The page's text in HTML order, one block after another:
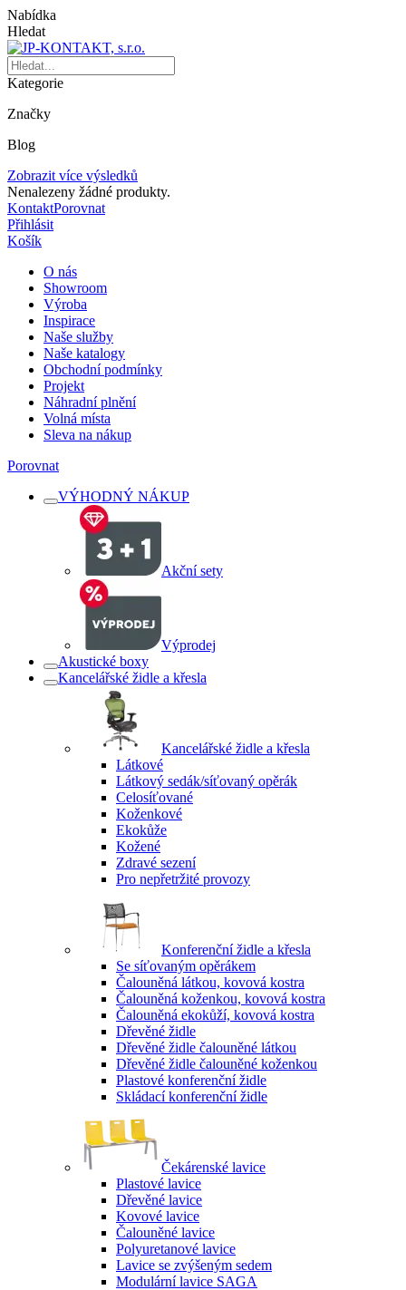
Nabídka
Hledat
Kategorie
Značky
Blog
Zobrazit více výsledků
Nenalezeny žádné produkty.
KontaktPorovnat
Přihlásit
Košík
O nás
Showroom
Výroba
Inspirace
Naše služby
Naše katalogy
Obchodní podmínky
Projekt
Náhradní plnění
Volná místa
Sleva na nákup
Porovnat
VÝHODNÝ NÁKUP
Akční sety
Výprodej
Akustické boxy
Kancelářské židle a křesla
Kancelářské židle a křesla
Látkové
Látkový sedák/síťovaný opěrák
Celosíťované
Koženkové
Ekokůže
Kožené
Zdravé sezení
Pro nepřetržité provozy
Konferenční židle a křesla
Se síťovaným opěrákem
Čalouněná látkou, kovová kostra
Čalouněná koženkou, kovová kostra
Čalouněná ekokůží, kovová kostra
Dřevěné židle
Dřevěné židle čalouněné látkou
Dřevěné židle čalouněné koženkou
Plastové konferenční židle
Skládací konferenční židle
Čekárenské lavice
Plastové lavice
Dřevěné lavice
Kovové lavice
Čalouněné lavice
Polyuretanové lavice
Lavice se zvýšeným sedem
Modulární lavice SAGA